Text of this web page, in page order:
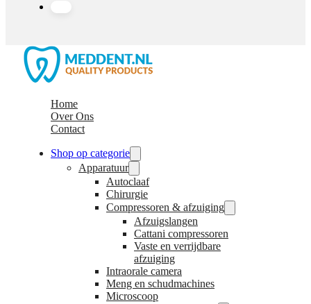
Home
Over Ons
Contact
Shop op categorie
Apparatuur
Autoclaaf
Chirurgie
Compressoren & afzuiging
Afzuigslangen
Cattani compressoren
Vaste en verrijdbare
afzuiging
Intraorale camera
Meng en schudmachines
Microscoop